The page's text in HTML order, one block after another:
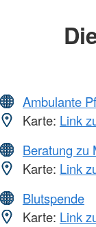
Ambulante
Karte: Link
Beratung zu
Karte: Link
Blutspende
Karte: Link